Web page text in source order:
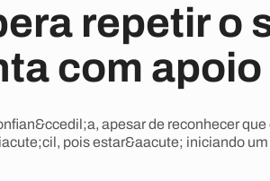
repetir o
com
apesar de reconhecer
pois estar&aacute; iniciando